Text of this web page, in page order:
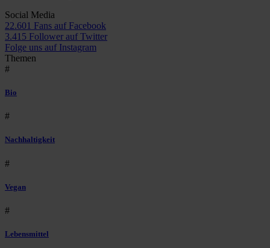
Social Media
22.601 Fans auf Facebook
3.415 Follower auf Twitter
Folge uns auf Instagram
Themen
#
Bio
#
Nachhaltigkeit
#
Vegan
#
Lebensmittel